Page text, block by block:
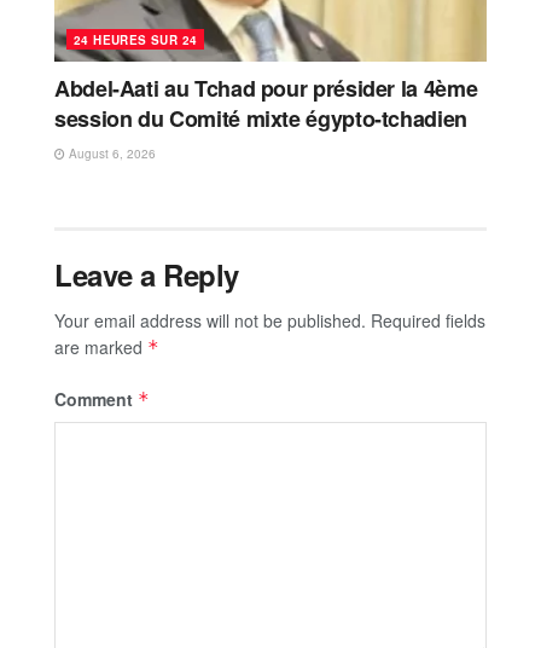
24 HEURES SUR 24
Abdel-Aati au Tchad pour présider la 4ème
session du Comité mixte égypto-tchadien
August 6, 2026
Leave a Reply
Your email address will not be published. Required fields
are marked *
Comment *